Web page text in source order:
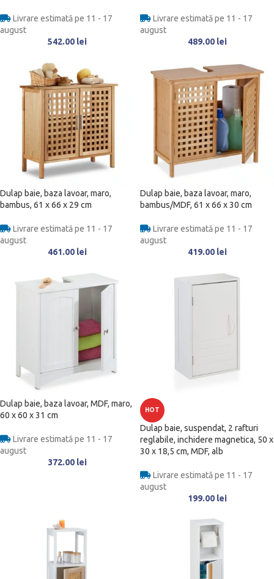
Livrare estimată pe 11 - 17
august
542.00 lei
Livrare estimată pe 11 - 17
august
489.00 lei
Dulap baie, baza lavoar, maro,
bambus, 61 x 66 x 29 cm
Livrare estimată pe 11 - 17
august
461.00 lei
Dulap baie, baza lavoar, maro,
bambus/MDF, 61 x 66 x 30 cm
Livrare estimată pe 11 - 17
august
419.00 lei
Dulap baie, baza lavoar, MDF, maro,
60 x 60 x 31 cm
Livrare estimată pe 11 - 17
august
372.00 lei
HOT
Dulap baie, suspendat, 2 rafturi
reglabile, inchidere magnetica, 50 x
30 x 18,5 cm, MDF, alb
Livrare estimată pe 11 - 17
august
199.00 lei